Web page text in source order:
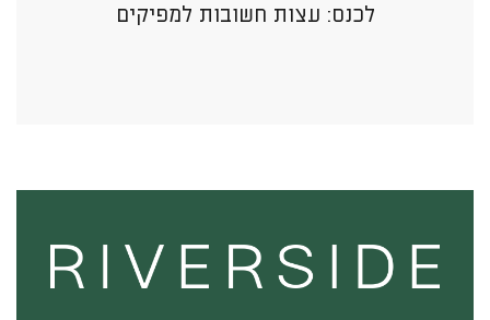
לכנס: עצות חשובות למפיקים